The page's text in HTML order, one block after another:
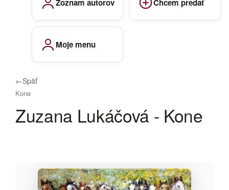
Zoznam autorov Chcem predať
Moje menu
←Späť
Kone
Zuzana Lukáčová - Kone